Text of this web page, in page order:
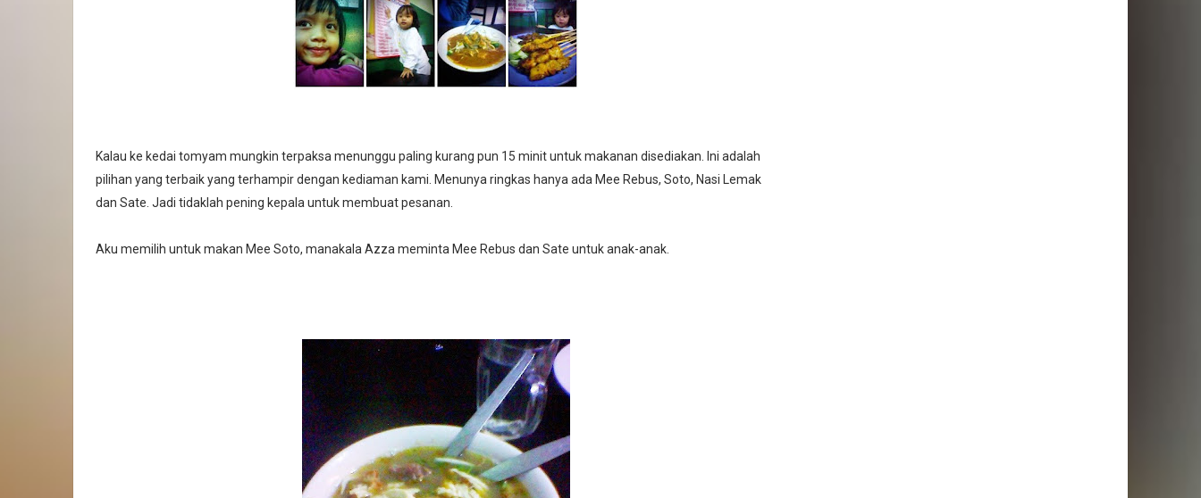
Kalau ke kedai tomyam mungkin terpaksa menunggu paling kurang pun 15 minit untuk makanan disediakan. Ini adalah
pilihan yang terbaik yang terhampir dengan kediaman kami. Menunya ringkas hanya ada Mee Rebus, Soto, Nasi Lemak
dan Sate. Jadi tidaklah pening kepala untuk membuat pesanan.
Aku memilih untuk makan Mee Soto, manakala Azza meminta Mee Rebus dan Sate untuk anak-anak.